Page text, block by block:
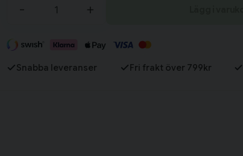
- +
Snabba leveranser Fri frakt över 799kr
Fortsätt handla